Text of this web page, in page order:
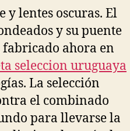
y lentes oscuras. El
y su puente
fabricado ahora en
seleccion uruguaya
La selección
el combinado
para llevarse la